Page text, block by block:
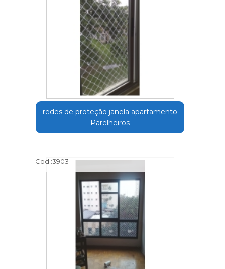
redes de proteção janela apartamento
Parelheiros
Cod.:3903